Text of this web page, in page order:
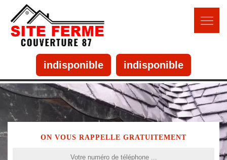
indisponible indisponible
ON VOUS RAPPELLE GRATUITEMENT